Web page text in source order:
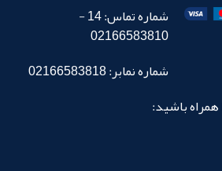
شماره تماس: 14 -
02166583810
شماره نمابر: 02166583818
باشید: